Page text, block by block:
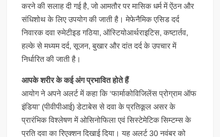
करने की सलाह दी गई है, जो आमतौर पर मासिक धर्म में ऐंठन और
संधिशोथ के लिए उपयोग की जाती है। मेफेनैमिक एसिड दर्द
निवारक दवा रुमेटीइड गठिया, ऑस्टियोआर्थराइटिस, कष्टार्तव,
हल्के से मध्यम दर्द, सूजन, बुखार और दांत दर्द के उपचार में
निर्धारित की जाती है।
आपके शरीर के कई अंग प्रभावित होते हैं
आयोग ने अपने अलर्ट में कहा कि ‘फार्माकोविजिलेंस प्रोग्राम ऑफ
इंडिया' (पीवीपीआई) डेटाबेस से दवा के प्रतिकूल असर के
प्रारंभिक विश्लेषण में ओसिनोफिला एवं सिस्टेमेटिक सिम्टम्स के
प्रति दवा का रिएक्शन दिखाई दिया। यह अलर्ट 30 नवंबर को